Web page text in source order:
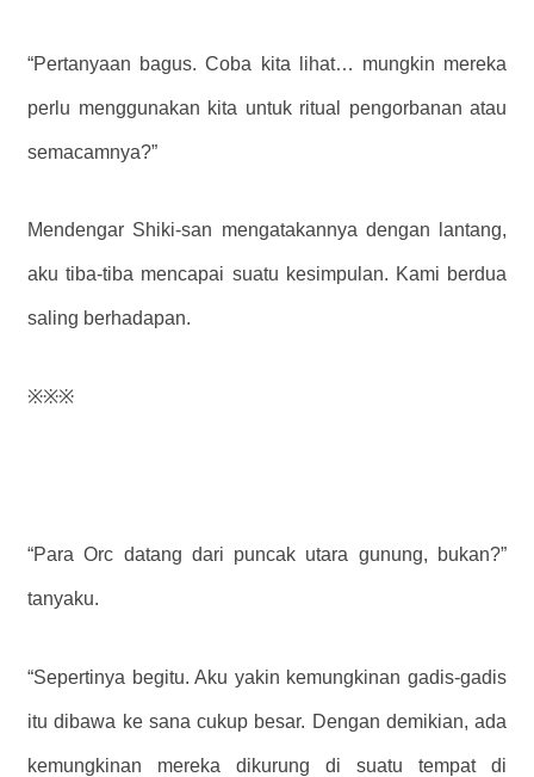
“Pertanyaan bagus. Coba kita lihat… mungkin mereka
perlu menggunakan kita untuk ritual pengorbanan atau
semacamnya?”
Mendengar Shiki-san mengatakannya dengan lantang,
aku tiba-tiba mencapai suatu kesimpulan. Kami berdua
saling berhadapan.
※※※
“Para Orc datang dari puncak utara gunung, bukan?”
tanyaku.
“Sepertinya begitu. Aku yakin kemungkinan gadis-gadis
itu dibawa ke sana cukup besar. Dengan demikian, ada
kemungkinan mereka dikurung di suatu tempat di